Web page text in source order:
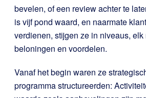
bevelen, of een review achter te
is vijf pond waard, en naarmate
verdienen, stijgen ze in niveaus,
beloningen en voordelen.
Vanaf het begin waren ze
programma structureerden: